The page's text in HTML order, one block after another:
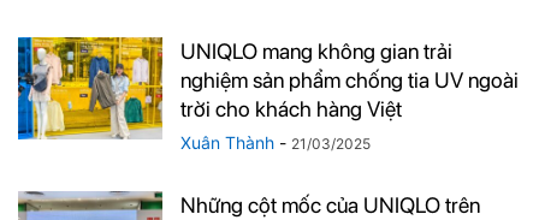
UNIQLO mang không gian trải
nghiệm sản phẩm chống tia UV ngoài
trời cho khách hàng Việt
Xuân Thành - 21/03/2025
Những cột mốc của UNIQLO trên